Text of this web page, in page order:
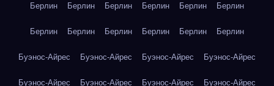
Берлин Берлин Берлин Берлин Берлин Берлин
Берлин Берлин Берлин Берлин Берлин Берлин
Буэнос-Айрес Буэнос-Айрес Буэнос-Айрес Буэнос-Айрес
Буэнос-Айрес Буэнос-Айрес Буэнос-Айрес Буэнос-Айрес